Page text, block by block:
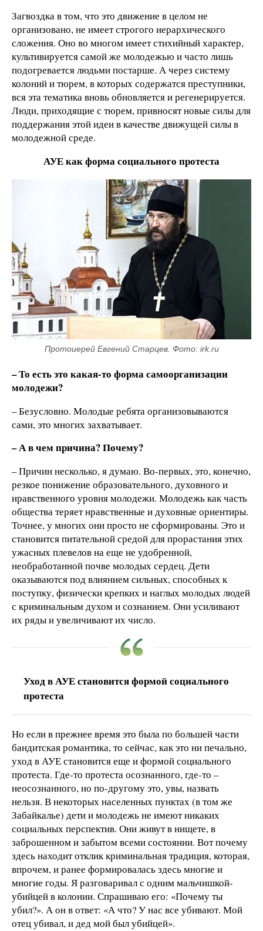
Загвоздка в том, что это движение в целом не
организовано, не имеет строгого иерархического
сложения. Оно во многом имеет стихийный характер,
культивируется самой же молодежью и часто лишь
подогревается людьми постарше. А через систему
колоний и тюрем, в которых содержатся преступники,
вся эта тематика вновь обновляется и регенерируется.
Люди, приходящие с тюрем, привносят новые силы для
поддержания этой идеи в качестве движущей силы в
молодежной среде.
АУЕ как форма социального протеста
Протоиерей Евгений Старцев. Фото: irk.ru
– То есть это какая-то форма самоорганизации
молодежи?
– Безусловно. Молодые ребята организовываются
сами, это многих захватывает.
– А в чем причина? Почему?
– Причин несколько, я думаю. Во-первых, это, конечно,
резкое понижение образовательного, духовного и
нравственного уровня молодежи. Молодежь как часть
общества теряет нравственные и духовные ориентиры.
Точнее, у многих они просто не сформированы. Это и
становится питательной средой для прорастания этих
ужасных плевелов на еще не удобренной,
необработанной почве молодых сердец. Дети
оказываются под влиянием сильных, способных к
поступку, физически крепких и наглых молодых людей
с криминальным духом и сознанием. Они усиливают
их ряды и увеличивают их число.
Уход в АУЕ становится формой социального
протеста
Но если в прежнее время это была по большей части
бандитская романтика, то сейчас, как это ни печально,
уход в АУЕ становится еще и формой социального
протеста. Где-то протеста осознанного, где-то –
неосознанного, но по-другому это, увы, назвать
нельзя. В некоторых населенных пунктах (в том же
Забайкалье) дети и молодежь не имеют никаких
социальных перспектив. Они живут в нищете, в
заброшенном и забытом всеми состоянии. Вот почему
здесь находит отклик криминальная традиция, которая,
впрочем, и ранее формировалась здесь многие и
многие годы. Я разговаривал с одним мальчишкой-
убийцей в колонии. Спрашиваю его: «Почему ты
убил?». А он в ответ: «А что? У нас все убивают. Мой
отец убивал, и дед мой был убийцей».